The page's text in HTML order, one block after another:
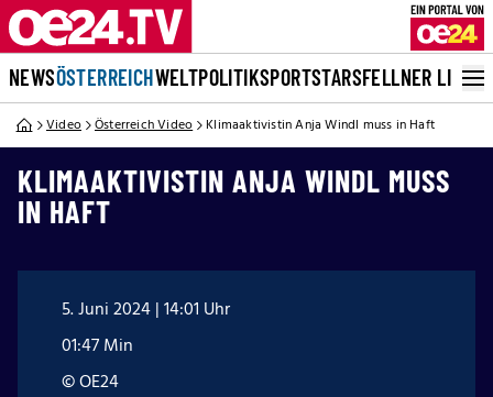
NEWSÖSTERREICHWELTPOLITIKSPORTSTARSFELLNER LIVE
Video Österreich Video Klimaaktivistin Anja Windl muss in Haft
KLIMAAKTIVISTIN ANJA WINDL MUSS
IN HAFT
5. Juni 2024 | 14:01 Uhr
01:47 Min
© OE24